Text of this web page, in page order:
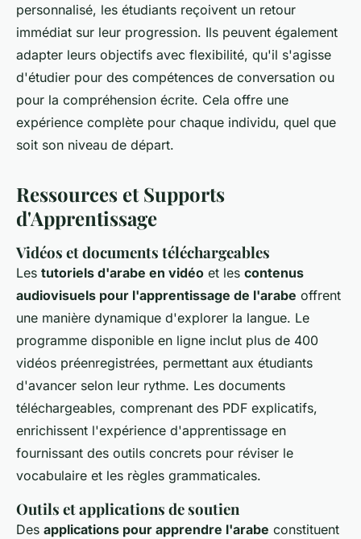
personnalisé, les étudiants reçoivent un retour
immédiat sur leur progression. Ils peuvent également
adapter leurs objectifs avec flexibilité, qu'il s'agisse
d'étudier pour des compétences de conversation ou
pour la compréhension écrite. Cela offre une
expérience complète pour chaque individu, quel que
soit son niveau de départ.
Ressources et Supports
d'Apprentissage
Vidéos et documents téléchargeables
Les tutoriels d'arabe en vidéo et les contenus
audiovisuels pour l'apprentissage de l'arabe offrent
une manière dynamique d'explorer la langue. Le
programme disponible en ligne inclut plus de 400
vidéos préenregistrées, permettant aux étudiants
d'avancer selon leur rythme. Les documents
téléchargeables, comprenant des PDF explicatifs,
enrichissent l'expérience d'apprentissage en
fournissant des outils concrets pour réviser le
vocabulaire et les règles grammaticales.
Outils et applications de soutien
Des applications pour apprendre l'arabe constituent